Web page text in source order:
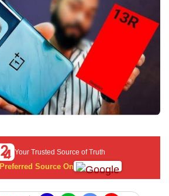
Your Trusted Source of Truth
Preferred Source On